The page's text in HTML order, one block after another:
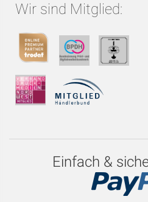
Wir sind Mitglied:
Einfach &